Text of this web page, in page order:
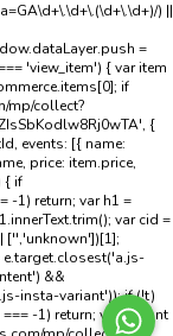
) ||
=
'view_item') { var item
if
mp/collect?
{
events: [{ name:
price: item.price,
{ if
-1) return; var h1 =
var cid =
['','unknown'])[1];
e.target.closest('a.js-
&&
insta-variant')); if (!t)
-1) return; var variant